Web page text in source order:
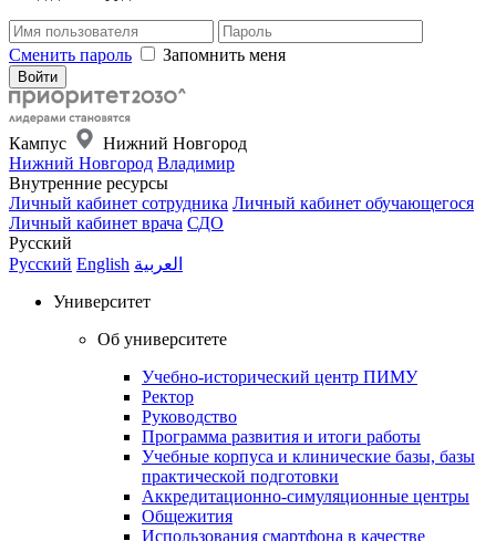
Сменить пароль Запомнить меня
Кампус
Нижний Новгород
Нижний Новгород Владимир
Внутренние ресурсы
Личный кабинет сотрудника Личный кабинет обучающегося
Личный кабинет врача СДО
Русский
Русский English العربية
Университет
Об университете
Учебно-исторический центр ПИМУ
Ректор
Руководство
Программа развития и итоги работы
Учебные корпуса и клинические базы, базы
практической подготовки
Аккредитационно-симуляционные центры
Общежития
Использования смартфона в качестве